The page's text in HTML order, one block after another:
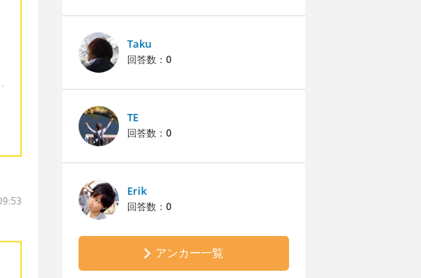
Taku
回答数： 0
TE
回答数： 0
Erik
回答数： 0
アンカー一覧